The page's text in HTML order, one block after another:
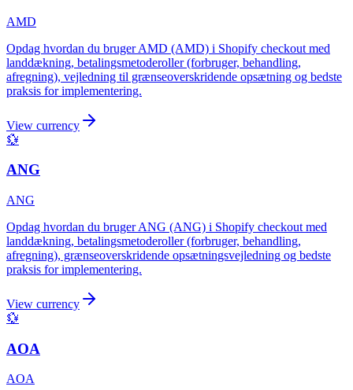
AMD
Opdag hvordan du bruger AMD (AMD) i Shopify checkout med
landdækning, betalingsmetoderoller (forbruger, behandling,
afregning), vejledning til grænseoverskridende opsætning og bedste
praksis for implementering.
View currency
💱
ANG
ANG
Opdag hvordan du bruger ANG (ANG) i Shopify checkout med
landdækning, betalingsmetoderoller (forbruger, behandling,
afregning), grænseoverskridende opsætningsvejledning og bedste
praksis for implementering.
View currency
💱
AOA
AOA